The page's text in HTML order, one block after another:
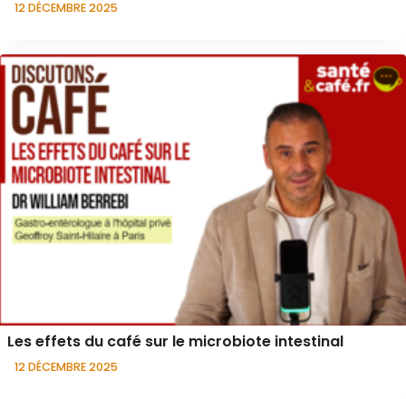
12 DÉCEMBRE 2025
Les effets du café sur le microbiote intestinal
12 DÉCEMBRE 2025